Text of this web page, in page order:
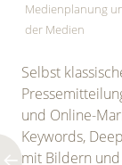
Medienplanung
der Medien
Selbst
und Online-
Keywords,
mit Bildern